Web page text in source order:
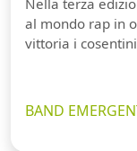
al mondo rap in
vittoria i
BAND